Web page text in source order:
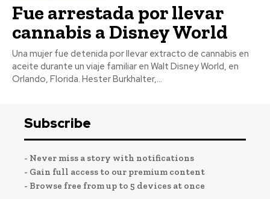
Fue arrestada por llevar
cannabis a Disney World
Una mujer fue detenida por llevar extracto de cannabis en
aceite durante un viaje familiar en Walt Disney World, en
Orlando, Florida. Hester Burkhalter,...
Subscribe
- Never miss a story with notifications
- Gain full access to our premium content
- Browse free from up to 5 devices at once